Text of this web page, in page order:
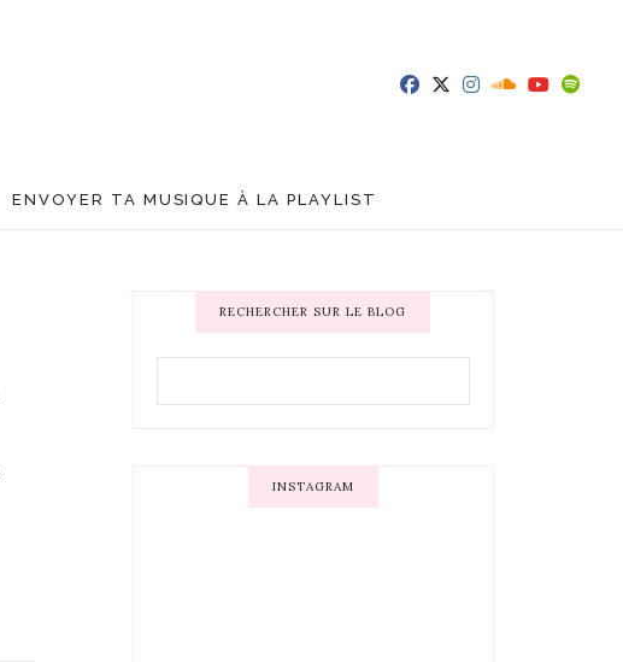
ENVOYER TA MUSIQUE À LA PLAYLIST
RECHERCHER SUR LE BLOG
INSTAGRAM